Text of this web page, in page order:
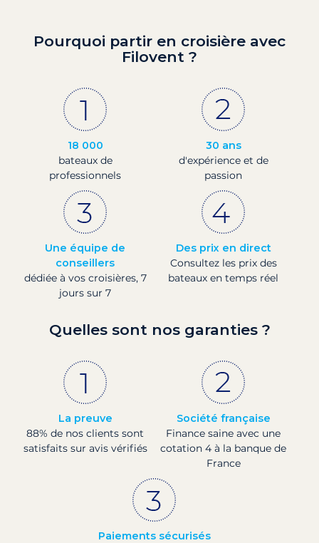
Pourquoi partir en croisière avec
Filovent ?
18 000
bateaux de
professionnels
30 ans
d'expérience et de
passion
Une équipe de
conseillers
dédiée à vos croisières, 7
jours sur 7
Des prix en direct
Consultez les prix des
bateaux en temps réel
Quelles sont nos garanties ?
La preuve
88% de nos clients sont
satisfaits sur avis vérifiés
Société française
Finance saine avec une
cotation 4 à la banque de
France
Paiements sécurisés